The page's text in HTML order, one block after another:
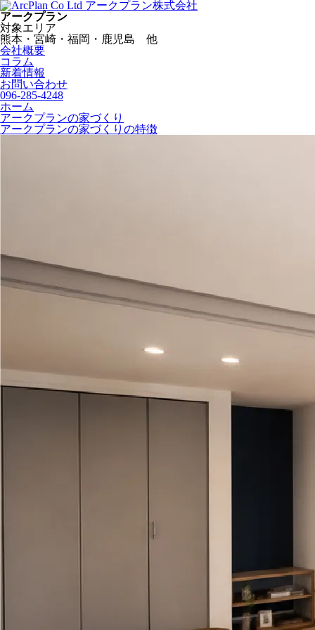
アークプラン株式会社
アークプラン
対象エリア
熊本・宮崎・福岡・鹿児島 他
会社概要
コラム
新着情報
お問い合わせ
096-285-4248
ホーム
アークプランの家づくり
アークプランの家づくりの特徴